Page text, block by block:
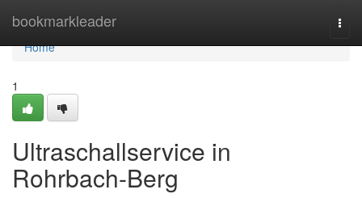
bookmarkleader
Home
Home
1
Ultraschallservice in
Rohrbach-Berg